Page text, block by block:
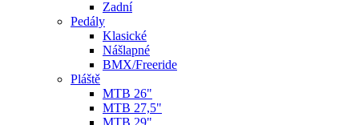
Zadní
Pedály
Klasické
Nášlapné
BMX/Freeride
Pláště
MTB 26"
MTB 27,5"
MTB 29"